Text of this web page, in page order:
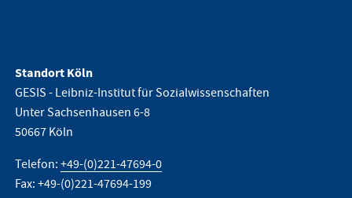
Standort Köln
GESIS - Leibniz-Institut für Sozialwissenschaften
Unter Sachsenhausen 6-8
50667 Köln
Telefon:+49-(0)221-47694-0
Fax: +49-(0)221-47694-199